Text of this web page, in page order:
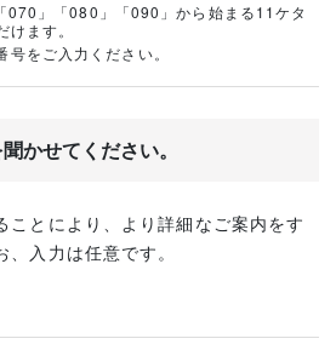
070」「080」「090」から始まる11ケタ
ます。
をご入力ください。
かせてください。
ことにより、より詳細なご案内をす
入力は任意です。